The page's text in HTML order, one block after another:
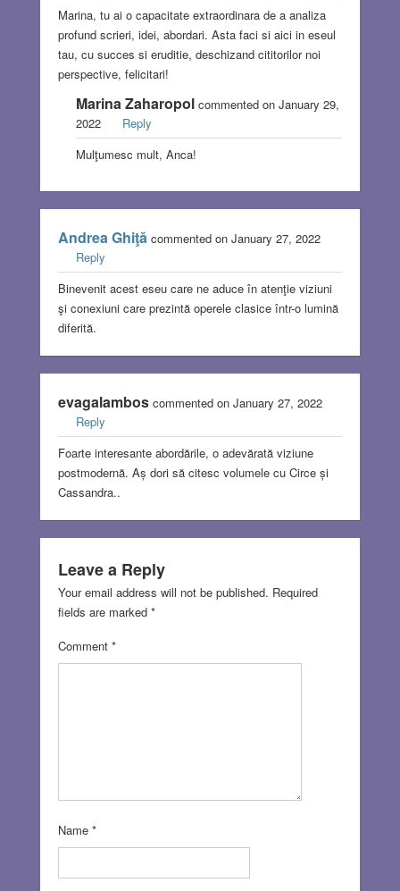
Marina, tu ai o capacitate extraordinara de a analiza
profund scrieri, idei, abordari. Asta faci si aici in eseul
tau, cu succes si eruditie, deschizand cititorilor noi
perspective, felicitari!
Marina Zaharopol commented on January 29,
2022
Reply
Mulţumesc mult, Anca!
Andrea Ghiţăcommented on January 27, 2022
Reply
Binevenit acest eseu care ne aduce în atenţie viziuni
şi conexiuni care prezintă operele clasice într-o lumină
diferită.
evagalamboscommented on January 27, 2022
Reply
Foarte interesante abordările, o adevărată viziune
postmodernă. Aș dori să citesc volumele cu Circe și
Cassandra..
Leave a Reply
Your email address will not be published. Required
fields are marked *
Comment *
Name *